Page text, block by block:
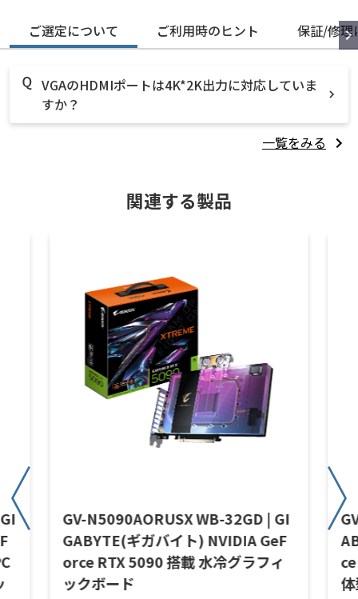
ご選定について ご利用時のヒント 保証/修理
VGAのHDMIポートは4K*2K出力に対応していま
すか？
一覧をみる
関連する製品
GV-N5090AORUSX WB-32GD | GI
GABYTE(ギガバイト) NVIDIA GeF
orce RTX 5090 搭載 水冷グラフィ
ックボード